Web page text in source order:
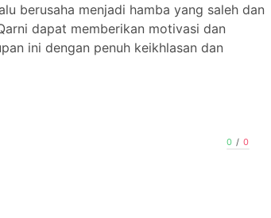
berusaha menjadi hamba yang saleh dan
dapat memberikan motivasi dan
ini dengan penuh keikhlasan dan
0 / 0